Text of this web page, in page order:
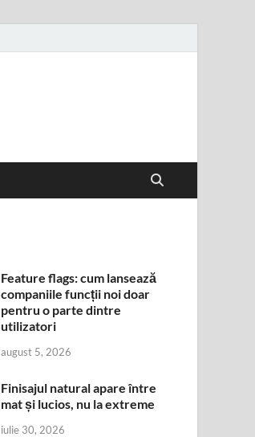
Feature flags: cum lansează
companiile funcții noi doar
pentru o parte dintre
utilizatori
august 5, 2026
Finisajul natural apare între
mat și lucios, nu la extreme
iulie 30, 2026